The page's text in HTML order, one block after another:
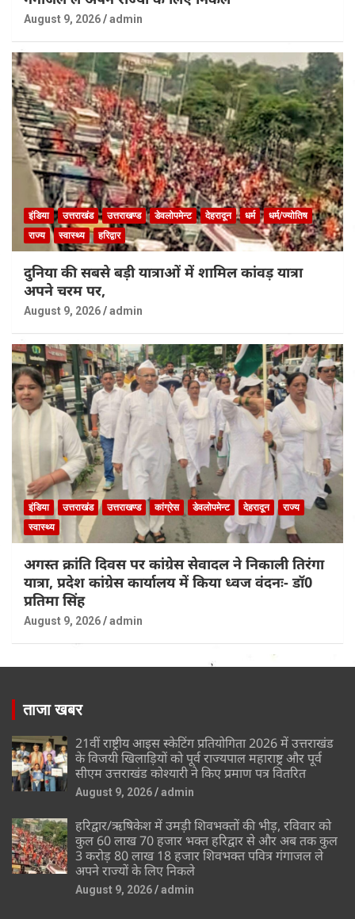
August 9, 2026 admin
इंडिया उत्तराखंड उत्तराखण्ड डेवलोपमेन्ट देहरादून धर्म
धर्म/ज्योतिष
राज्य
स्वास्थ्य हरिद्वार
दुनिया की सबसे बड़ी यात्राओं में शामिल कांवड़ यात्रा
अपने चरम पर,
August 9, 2026 admin
इंडिया उत्तराखंड उत्तराखण्ड कांग्रेस डेवलोपमेन्ट देहरादून
राज्य
स्वास्थ्य
अगस्त क्रांति दिवस पर कांग्रेस सेवादल ने निकाली तिरंगा
यात्रा, प्रदेश कांग्रेस कार्यालय में किया ध्वज वंदनः- डॉ0
प्रतिमा सिंह
August 9, 2026 admin
ताजा खबर
21वीं राष्ट्रीय आइस स्केटिंग प्रतियोगिता 2026 में उत्तराखंड
के विजयी खिलाड़ियों को पूर्व राज्यपाल महाराष्ट्र और पूर्व
सीएम उत्तराखंड कोश्यारी ने किए प्रमाण पत्र वितरित
August 9, 2026 admin
हरिद्वार/ऋषिकेश में उमड़ी शिवभक्तों की भीड़, रविवार को
कुल 60 लाख 70 हजार भक्त हरिद्वार से और अब तक कुल
3 करोड़ 80 लाख 18 हजार शिवभक्त पवित्र गंगाजल ले
अपने राज्यों के लिए निकले
August 9, 2026 admin